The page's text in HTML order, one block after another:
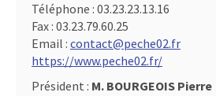
Téléphone : 03.23.23.13.16
Fax : 03.23.79.60.25
Email : contact@peche02.fr
https://www.peche02.fr/
Président : M. BOURGEOIS Pierre